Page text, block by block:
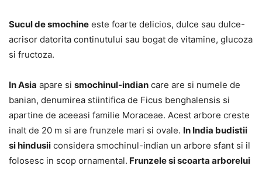
Sucul de smochine este foarte delicios, dulce sau dulce-
acrisor datorita continutului sau bogat de vitamine, glucoza
si fructoza.
In Asia apare si smochinul-indian care are si numele de
banian, denumirea stiintifica de Ficus benghalensis si
apartine de aceeasi familie Moraceae. Acest arbore creste
inalt de 20 m si are frunzele mari si ovale. In India budistii
si hindusii considera smochinul-indian un arbore sfant si il
folosesc in scop ornamental. Frunzele si scoarta arborelui